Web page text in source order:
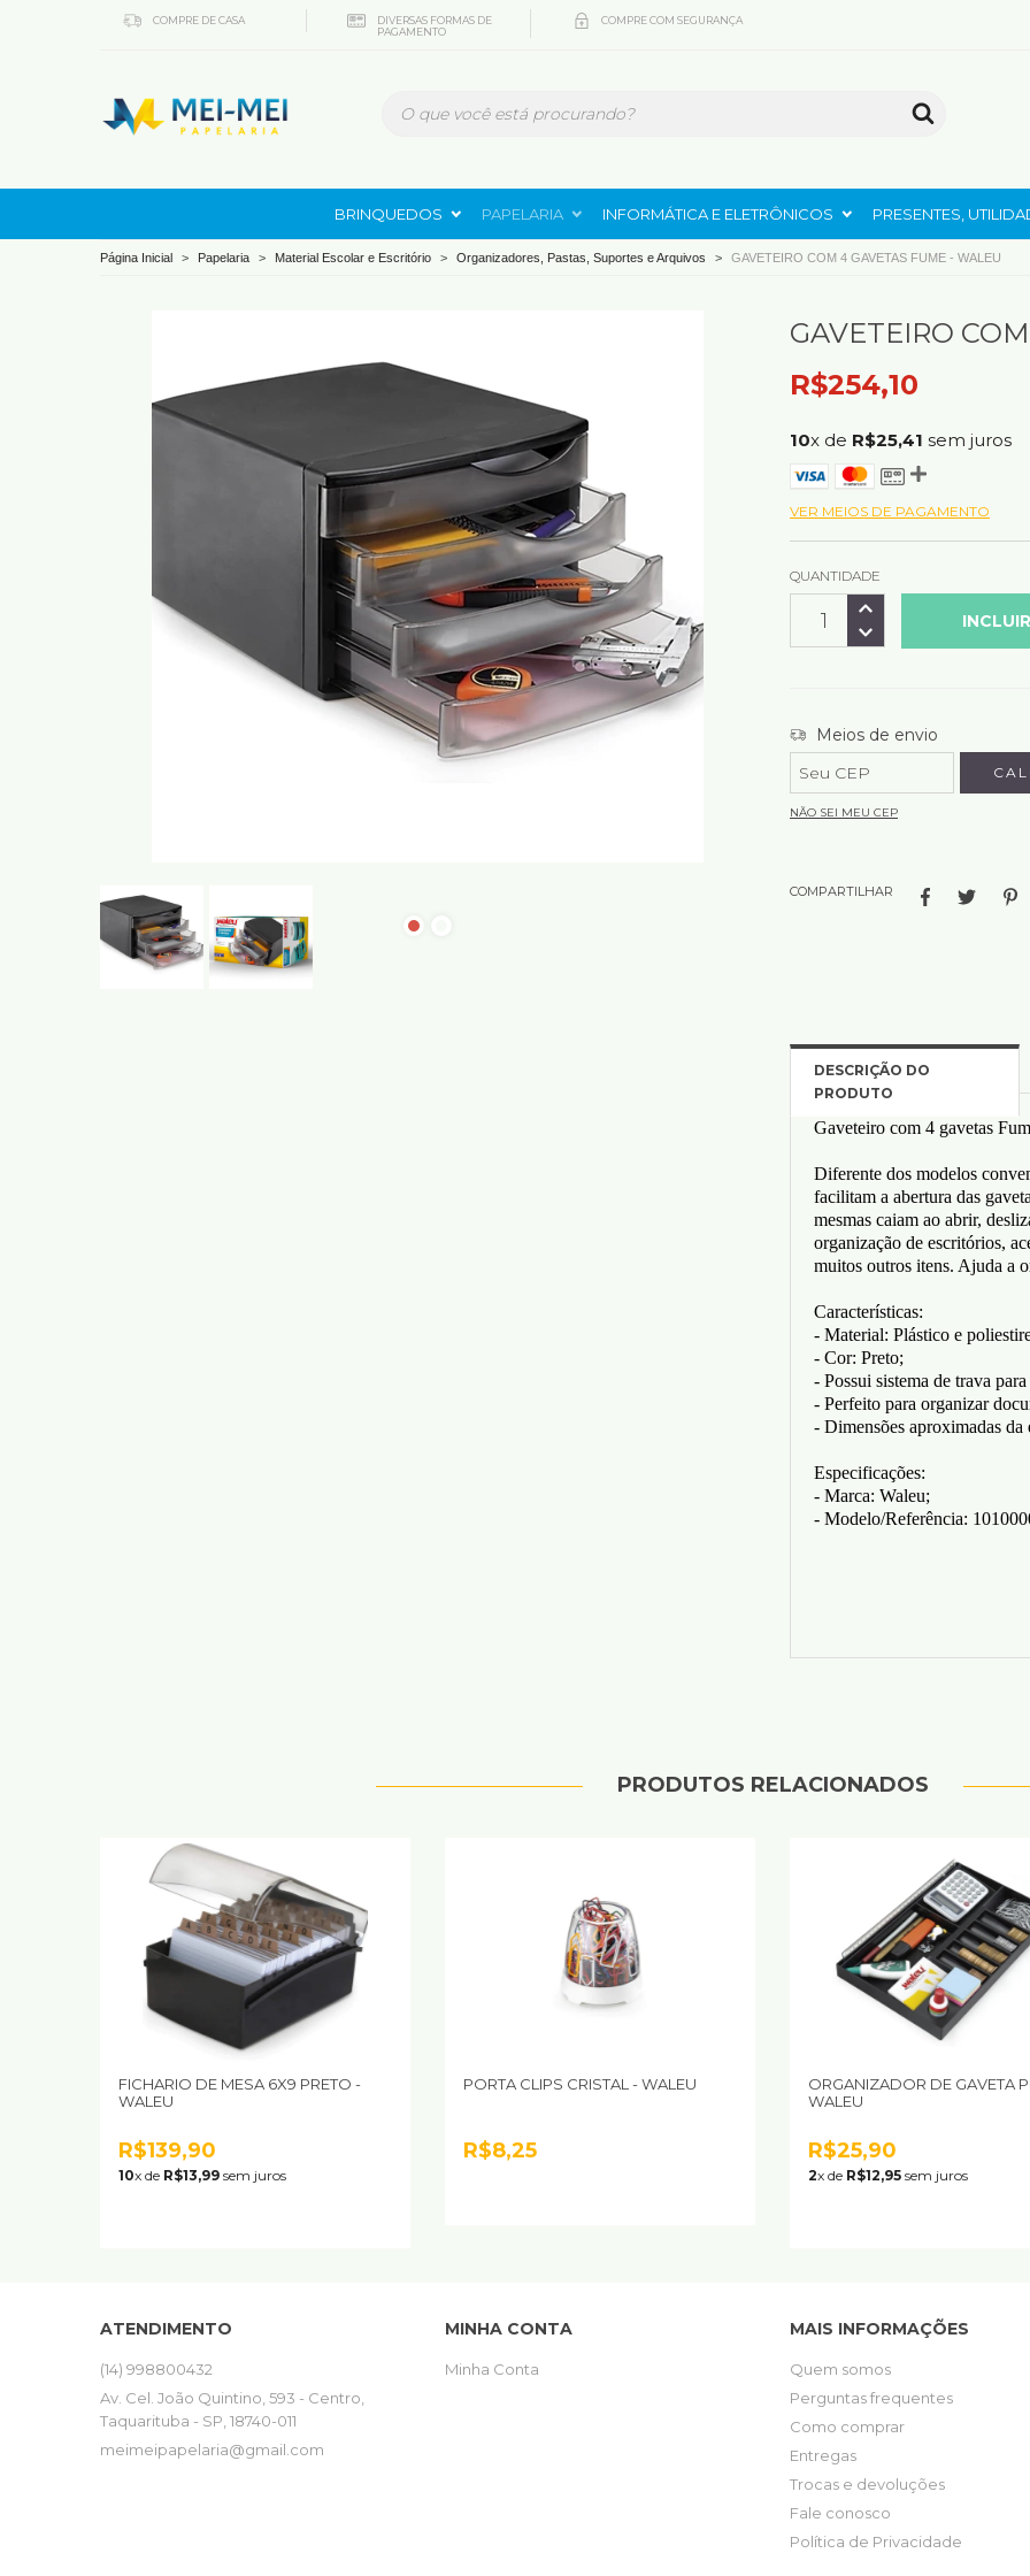
COMPRE DE CASA
DIVERSAS FORMAS DE
PAGAMENTO
COMPRE COM SEGURANÇA
BRINQUEDOS PAPELARIA INFORMÁTICA E ELETRÔNICOS PRESENTES,
Página Inicial > Papelaria > Material Escolar e Escritório > Organizadores, Pastas, Suportes e Arquivos > GAVETEIRO COM 4 GAVETAS FUME - WALEU
GAVETEIRO
R$254,10
10x de R$25,41 sem juros
VER MEIOS DE PAGAMENTO
QUANTIDADE
Entregas para o CEP:
Meios de envio
NÃO SEI MEU CEP
COMPARTILHAR
Gaveteiro com 4 gavetas
Diferente dos modelos
facilitam a abertura das
mesmas caiam ao abrir,
organização de escritórios,
muitos outros itens. Ajuda a
Características:
- Material: Plástico e
- Cor: Preto;
- Possui sistema de trava
- Perfeito para organizar
- Dimensões aproximadas
Especificações:
- Marca: Waleu;
- Modelo/Referência:
PRODUTOS RELACIONADOS
FICHARIO DE MESA 6X9 PRETO -
WALEU
R$139,90
10x de R$13,99 sem juros
PORTA CLIPS CRISTAL - WALEU
R$8,25
ORGANIZADOR DE GAVETA
WALEU
R$25,90
2x de R$12,95 sem juros
ATENDIMENTO
(14) 998800432
Av. Cel. João Quintino, 593 - Centro,
Taquarituba - SP, 18740-011
meimeipapelaria@gmail.com
MINHA CONTA
Minha Conta
MAIS INFORMAÇÕES
Quem somos
Perguntas frequentes
Como comprar
Entregas
Trocas e devoluções
Fale conosco
Política de Privacidade